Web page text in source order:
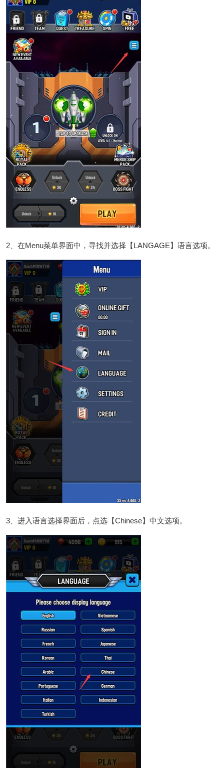
2、在Menu菜单界面中，寻找并选择【LANGAGE】语言选项。
3、进入语言选择界面后，点选【Chinese】中文选项。